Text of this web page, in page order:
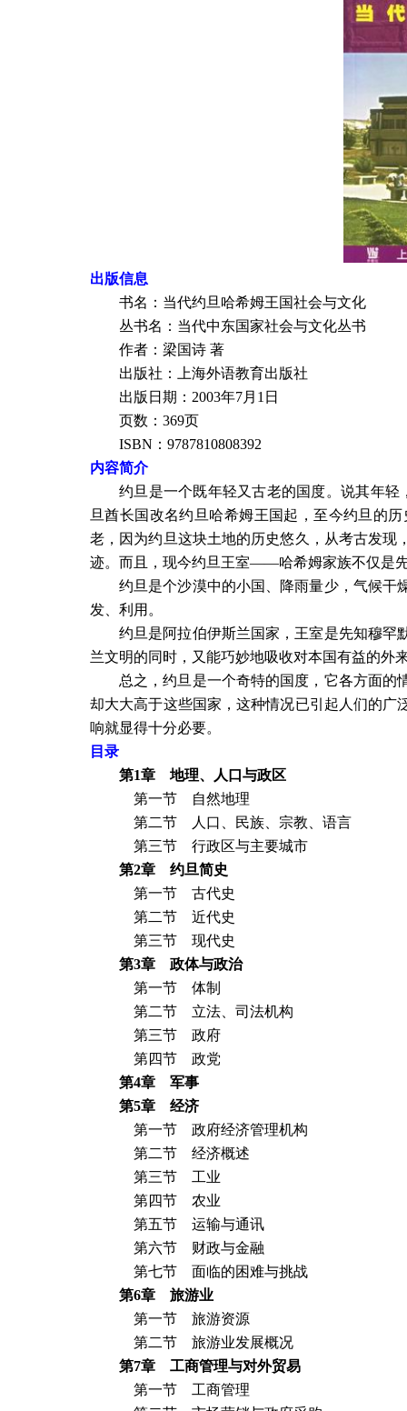
出版信息
书名：当代约旦哈希姆王国社会与文化
丛书名：当代中东国家社会与文化丛书
作者：梁国诗 著
出版社：上海外语教育出版社
出版日期： 2003年7月 1 日
页数： 369页
ISBN ： 9787810808392
内容简介
约旦是一个既年轻又古老的国度。说其年轻
旦酋长国改名约旦哈希姆王国起，至今约旦的历
老，因为约旦这块土地的历史悠久，从考古发现
迹。而且，现今约旦王室——哈希姆家族不仅是
约旦是个沙漠中的小国、降雨量少，气候干
发、利用。
约旦是阿拉伯伊斯兰国家，王室是先知穆罕
兰文明的同时，又能巧妙地吸收对本国有益的外
总之，约旦是一个奇特的国度，它各方面的
却大大高于这些国家，这种情况已引起人们的
响就显得十分必要。
目录
第1章 地理、人口与政区
第一节 自然地理
第二节 人口、民族、宗教、语言
第三节 行政区与主要城市
第2章 约旦简史
第一节 古代史
第二节 近代史
第三节 现代史
第3章 政体与政治
第一节 体制
第二节 立法、司法机构
第三节 政府
第四节 政党
第4章 军事
第5章 经济
第一节 政府经济管理机构
第二节 经济概述
第三节 工业
第四节 农业
第五节 运输与通讯
第六节 财政与金融
第七节 面临的困难与挑战
第6章 旅游业
第一节 旅游资源
第二节 旅游业发展概况
第7章 工商管理与对外贸易
第一节 工商管理